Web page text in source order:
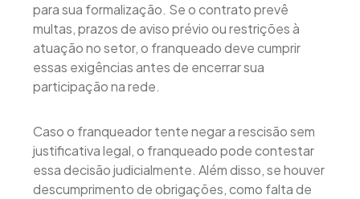
para sua formalização. Se o contrato prevê
multas, prazos de aviso prévio ou restrições à
atuação no setor, o franqueado deve cumprir
essas exigências antes de encerrar sua
participação na rede.
Caso o franqueador tente negar a rescisão sem
justificativa legal, o franqueado pode contestar
essa decisão judicialmente. Além disso, se houver
descumprimento de obrigações, como falta de